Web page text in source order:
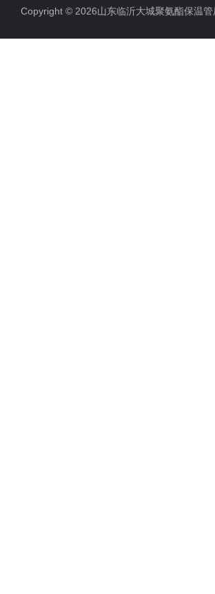
Copyright © 2026山东临沂大城聚氨酯保温